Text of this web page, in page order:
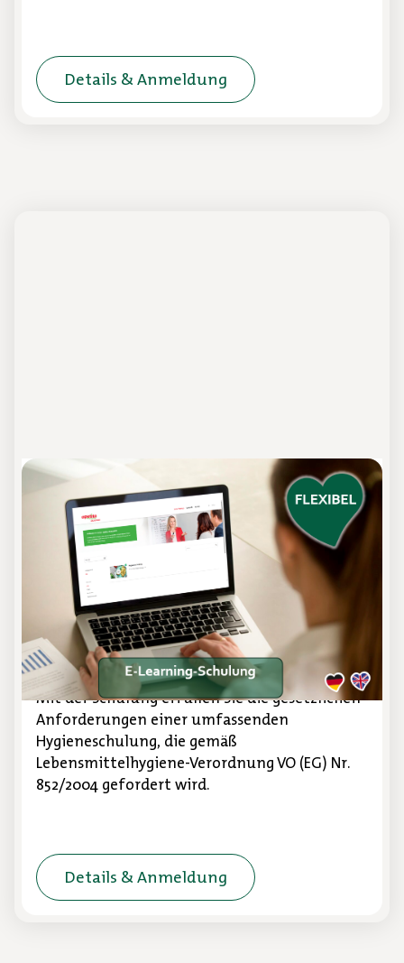
Details & Anmeldung
Hygiene-Schulung nach DIN 10514
(DE & EN)
E-Learning-Schulung
Erweitern Sie Ihr Wissen, wann und wo Sie
möchten - in Ihrem eigenen Tempo. Unser
Lernangebot steht Ihnen rund um die Uhr zur
Verfügung.
Mit der Schulung erfüllen Sie die gesetzlichen
Anforderungen einer umfassenden
Hygieneschulung, die gemäß
Lebensmittelhygiene-Verordnung VO (EG) Nr.
852/2004 gefordert wird.
Details & Anmeldung